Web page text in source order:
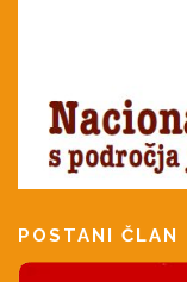
POSTANI ČLAN